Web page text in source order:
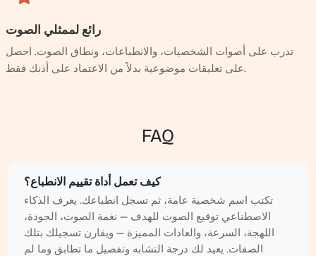
رائع لممثلي الصوت
تدرب على أصوات الشخصيات، والانطباعات، ونطاق الصوت. احصل
على تعليقات موضوعية بدلاً من الاعتماد على أذنك فقط.
FAQ
كيف تعمل أداة تقييم الانطباع؟
تكتب اسم شخصية عامة، ثم تسجل انطباعك. يعرف الذكاء
الاصطناعي توقيع الصوت للهدف — نغمة الصوت، الجودة،
اللهجة، السرعة، والعادات المميزة — ويقارن تسجيلك بتلك
الصفات. يعيد لك درجة التشابه وتفصيل ما تطابق وما لم